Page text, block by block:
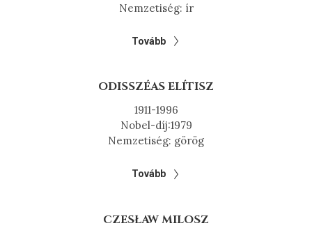
Nemzetiség: ír
Tovább
ODISSZÉAS ELÍTISZ
1911-1996
Nobel-díj:1979
Nemzetiség: görög
Tovább
CZESŁAW MILOSZ